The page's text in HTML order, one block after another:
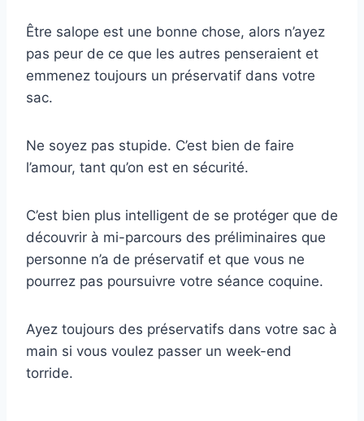
Être salope est une bonne chose, alors n’ayez
pas peur de ce que les autres penseraient et
emmenez toujours un préservatif dans votre
sac.
Ne soyez pas stupide. C’est bien de faire
l’amour, tant qu’on est en sécurité.
C’est bien plus intelligent de se protéger que de
découvrir à mi-parcours des préliminaires que
personne n’a de préservatif et que vous ne
pourrez pas poursuivre votre séance coquine.
Ayez toujours des préservatifs dans votre sac à
main si vous voulez passer un week-end
torride.